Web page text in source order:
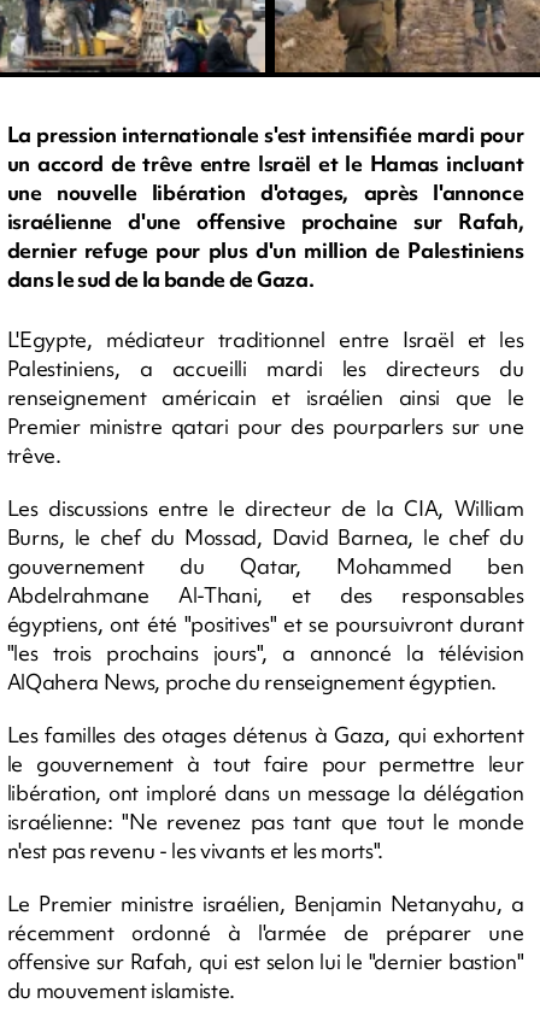
La pression internationale s'est intensifiée mardi pour
un accord de trêve entre Israël et le Hamas incluant
une nouvelle libération d'otages, après l'annonce
israélienne d'une offensive prochaine sur Rafah,
dernier refuge pour plus d'un million de Palestiniens
dans le sud de la bande de Gaza.
L'Egypte, médiateur traditionnel entre Israël et les
Palestiniens, a accueilli mardi les directeurs du
renseignement américain et israélien ainsi que le
Premier ministre qatari pour des pourparlers sur une
trêve.
Les discussions entre le directeur de la CIA, William
Burns, le chef du Mossad, David Barnea, le chef du
gouvernement du Qatar, Mohammed ben
Abdelrahmane Al-Thani, et des responsables
égyptiens, ont été "positives" et se poursuivront durant
"les trois prochains jours", a annoncé la télévision
AlQahera News, proche du renseignement égyptien.
Les familles des otages détenus à Gaza, qui exhortent
le gouvernement à tout faire pour permettre leur
libération, ont imploré dans un message la délégation
israélienne: "Ne revenez pas tant que tout le monde
n'est pas revenu - les vivants et les morts".
Le Premier ministre israélien, Benjamin Netanyahu, a
récemment ordonné à l'armée de préparer une
offensive sur Rafah, qui est selon lui le "dernier bastion"
du mouvement islamiste.